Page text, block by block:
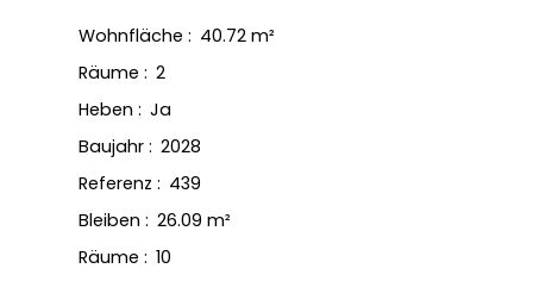
Wohnfläche : 40.72 m²
Räume : 2
Heben : Ja
Baujahr : 2028
Referenz : 439
Bleiben : 26.09 m²
Räume : 10